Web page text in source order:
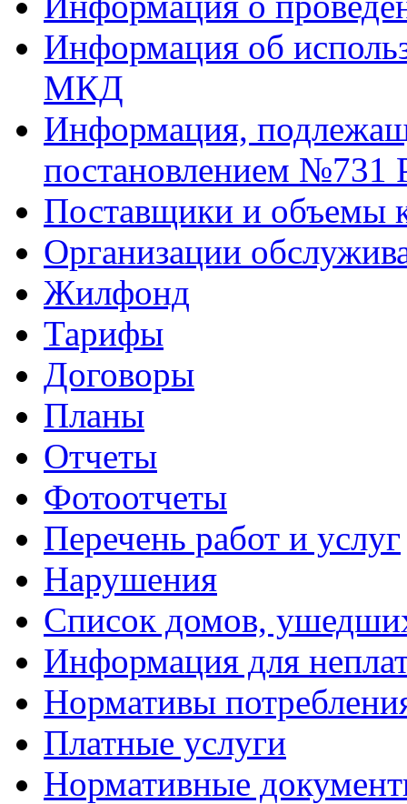
Информация об
МКД
Информация,
постановлением №731
Поставщики и объемы
Организации
Жилфонд
Тарифы
Договоры
Планы
Отчеты
Фотоотчеты
Перечень работ и услуг
Нарушения
Список домов,
Информация для
Нормативы
Платные услуги
Нормативные